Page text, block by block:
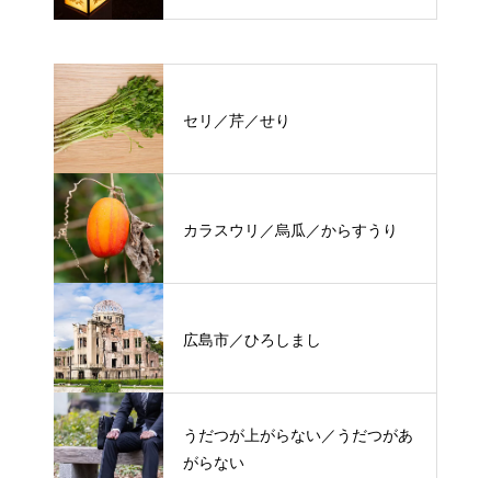
セリ／芹／せり
カラスウリ／烏瓜／からすうり
広島市／ひろしまし
うだつが上がらない／うだつがあ
がらない